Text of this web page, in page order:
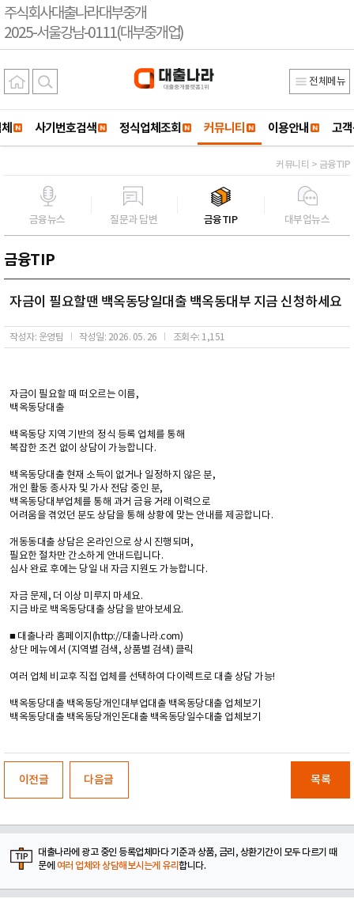
주식회사대출나라대부중개
2025-서울강남-0111(대부중개업)
전체메뉴
사기번호검색 정식업체조회 커뮤니티 이용안내 고
커뮤니티 > 금융TIP
금융뉴스 질문과 답변 금융TIP 대부업뉴스
금융TIP
자금이 필요할땐 백옥동당일대출 백옥동대부 지금 신청하세요
작성자: 운영팀 작성일: 2026. 05. 26 조회수: 1,151
자금이 필요할 때 떠오르는 이름,
백옥동당대출
백옥동당 지역 기반의 정식 등록 업체를 통해
복잡한 조건 없이 상담이 가능합니다.
백옥동당대출 현재 소득이 없거나 일정하지 않은 분,
개인 활동 종사자 및 가사 전담 중인 분,
백옥동당대부업체를 통해 과거 금융 거래 이력으로
어려움을 겪었던 분도 상담을 통해 상황에 맞는 안내를 제공합니다.
개동동대출 상담은 온라인으로 상시 진행되며,
필요한 절차만 간소하게 안내드립니다.
심사 완료 후에는 당일 내 자금 지원도 가능합니다.
자금 문제, 더 이상 미루지 마세요.
지금 바로 백옥동당대출 상담을 받아보세요.
■ 대출나라 홈페이지(http://대출나라.com)
상단 메뉴에서 (지역별 검색, 상품별 검색) 클릭
여러 업체 비교후 직접 업체를 선택하여 다이렉트로 대출 상담 가능!
백옥동당대출 백옥동당개인대부업대출 백옥동당대출 업체보기
백옥동당대출 백옥동당개인돈대출 백옥동당일수대출 업체보기
이전글 다음글 목록
대출나라에 광고 중인 등록업체마다 기준과 상품, 금리, 상환기간이 모두 다르기 때
문에 여러 업체와 상담해보시는게 유리합니다.